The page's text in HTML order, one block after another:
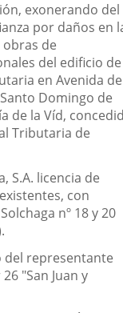
exonerando del
por daños en
de
del edificio
en Avenida de
Domingo de
de la Víd,
Tributaria de
S.A. licencia de
con
nº 18 y 20
representante
"San Juan y